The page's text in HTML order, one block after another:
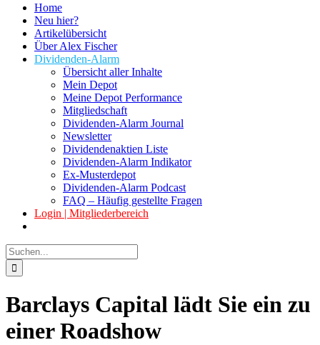
Home
Neu hier?
Artikelübersicht
Über Alex Fischer
Dividenden-Alarm
Übersicht aller Inhalte
Mein Depot
Meine Depot Performance
Mitgliedschaft
Dividenden-Alarm Journal
Newsletter
Dividendenaktien Liste
Dividenden-Alarm Indikator
Ex-Musterdepot
Dividenden-Alarm Podcast
FAQ – Häufig gestellte Fragen
Login | Mitgliederbereich
Suche
nach:
Barclays Capital lädt Sie ein zu
einer Roadshow